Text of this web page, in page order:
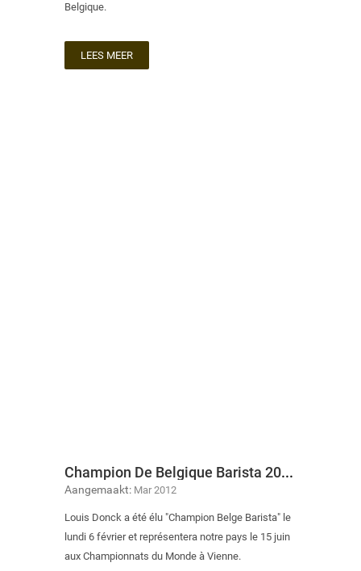
Belgique.
LEES MEER
Champion De Belgique Barista 2012
Aangemaakt: Mar 2012
Louis Donck a été élu "Champion Belge Barista" le
lundi 6 février et représentera notre pays le 15 juin
aux Championnats du Monde à Vienne.